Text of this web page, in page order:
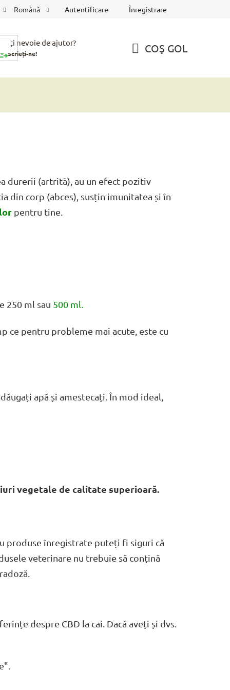
Română Autentificare Înregistrare
Aveți nevoie de ajutor?
Scrieți-ne!
CUMPĂRĂTURI
COŞ GOL
durerii (artrită), au un efect pozitiv
din corp (abces), susțin imunitatea și în
pentru tine.
250 ml sau 500 ml.
ce pentru probleme mai acute, este cu
apă și amestecați. În mod ideal,
vegetale de calitate superioară.
produse înregistrate puteți fi siguri că
veterinare nu trebuie să conțină
despre CBD la cai. Dacă aveți și dvs.